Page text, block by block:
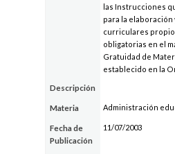
las Instrucciones
para la
curriculares
obligatorias en el
Gratuidad de
establecido en la
Descripción
Materia Administración
Fecha de
Publicación
11/07/2003